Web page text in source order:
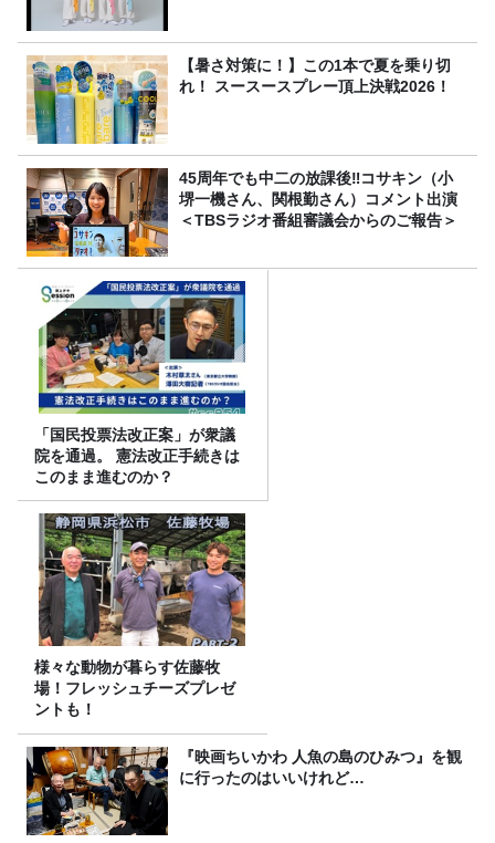
【暑さ対策に！】この1本で夏を乗り切
れ！ スースースプレー頂上決戦2026！
45周年でも中二の放課後‼コサキン（小
堺一機さん、関根勤さん）コメント出演
＜TBSラジオ番組審議会からのご報告＞
「国民投票法改正案」が衆議
院を通過。 憲法改正手続きは
このまま進むのか？
様々な動物が暮らす佐藤牧
場！フレッシュチーズプレゼ
ントも！
『映画ちいかわ 人魚の島のひみつ』を観
に行ったのはいいけれど…